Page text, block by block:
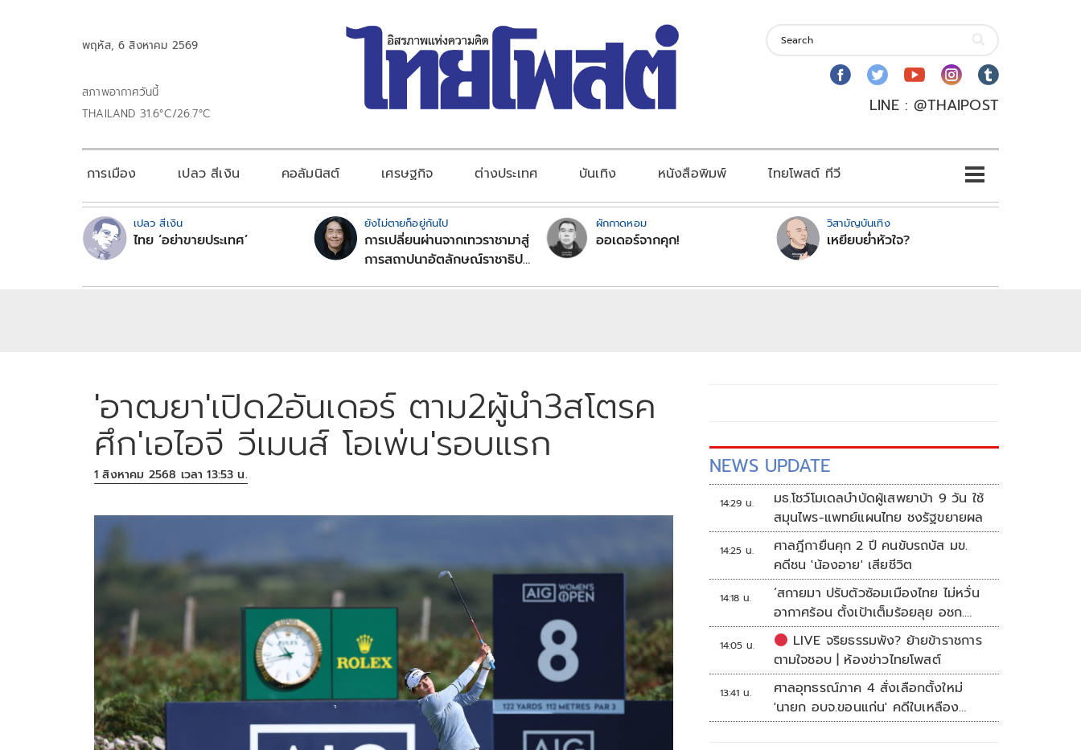
พฤหัส, 6 สิงหาคม 2569
สภาพอากาศวันนี้
THAILAND 31.6°C/26.7°C
LINE : @THAIPOST
การเมือง เปลว สีเงิน คอลัมนิสต์ เศรษฐกิจ ต่างประเทศ บันเทิง หนังสือพิมพ์ ไทยโพสต์ ทีวี
เปลว สีเงิน
ไทย ‘อย่าขายประเทศ’
ยังไม่ตายก็อยู่กันไป
การเปลี่ยนผ่านจากเทวราชามาสู่
การสถาปนาอัตลักษณ์ราชาธิป
ผักกาดหอม
ออเดอร์จากคุก!
วิสามัญบันเทิง
เหยียบย่ำหัวใจ?
'อาฒยา'เปิด2อันเดอร์ ตาม2ผู้นำ3สโตรค
ศึก'เอไอจี วีเมนส์ โอเพ่น'รอบแรก
1 สิงหาคม 2568 เวลา 13:53 น. NEWS UPDATE
14:29 น.
มธ.โชว์โมเดลบำบัดผู้เสพยาบ้า 9 วัน ใช้
สมุนไพร-แพทย์แผนไทย ชงรัฐขยายผล
14:25 น.
ศาลฎีกายืนคุก 2 ปี คนขับรถบัส มข.
คดีชน 'น้องอาย' เสียชีวิต
14:18 น.
‘สกายมา ปรับตัวซ้อมเมืองไทย ไม่หวั่น
อากาศร้อน ตั้งเป้าเต็มร้อยลุย อชก.
2026
14:05 น.
LIVE จริยธรรมพัง? ย้ายข้าราชการ
ตามใจชอบ | ห้องข่าวไทยโพสต์
13:41 น.
ศาลอุทธรณ์ภาค 4 สั่งเลือกตั้งใหม่
'นายก อบจ.ขอนแก่น' คดีใบเหลือง
'วัฒนา ช่างเหลา'